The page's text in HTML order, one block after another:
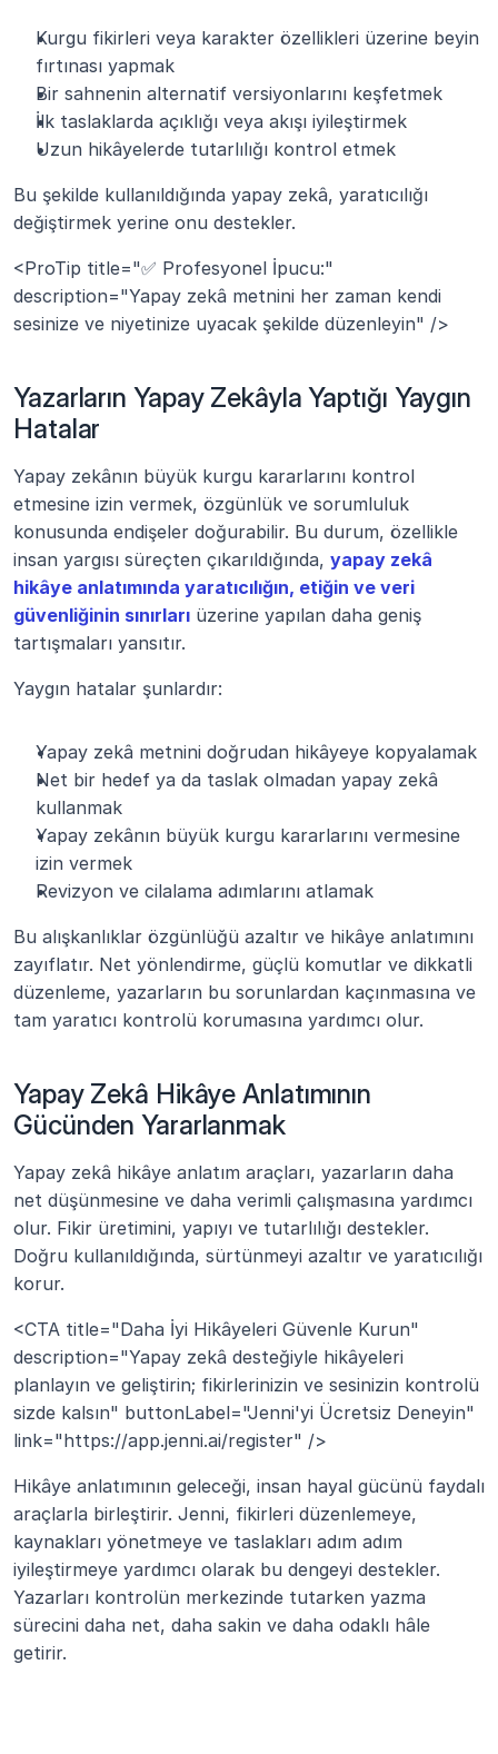
Kurgu fikirleri veya karakter özellikleri üzerine beyin
fırtınası yapmak
Bir sahnenin alternatif versiyonlarını keşfetmek
İlk taslaklarda açıklığı veya akışı iyileştirmek
Uzun hikâyelerde tutarlılığı kontrol etmek
Bu şekilde kullanıldığında yapay zekâ, yaratıcılığı
değiştirmek yerine onu destekler.
<ProTip title="✅ Profesyonel İpucu:"
description="Yapay zekâ metnini her zaman kendi
sesinize ve niyetinize uyacak şekilde düzenleyin" />
Yazarların Yapay Zekâyla Yaptığı Yaygın
Hatalar
Yapay zekânın büyük kurgu kararlarını kontrol
etmesine izin vermek, özgünlük ve sorumluluk
konusunda endişeler doğurabilir. Bu durum, özellikle
insan yargısı süreçten çıkarıldığında, yapay zekâ
hikâye anlatımında yaratıcılığın, etiğin ve veri
güvenliğinin sınırları üzerine yapılan daha geniş
tartışmaları yansıtır.
Yaygın hatalar şunlardır:
Yapay zekâ metnini doğrudan hikâyeye kopyalamak
Net bir hedef ya da taslak olmadan yapay zekâ
kullanmak
Yapay zekânın büyük kurgu kararlarını vermesine
izin vermek
Revizyon ve cilalama adımlarını atlamak
Bu alışkanlıklar özgünlüğü azaltır ve hikâye anlatımını
zayıflatır. Net yönlendirme, güçlü komutlar ve dikkatli
düzenleme, yazarların bu sorunlardan kaçınmasına ve
tam yaratıcı kontrolü korumasına yardımcı olur.
Yapay Zekâ Hikâye Anlatımının
Gücünden Yararlanmak
Yapay zekâ hikâye anlatım araçları, yazarların daha
net düşünmesine ve daha verimli çalışmasına yardımcı
olur. Fikir üretimini, yapıyı ve tutarlılığı destekler.
Doğru kullanıldığında, sürtünmeyi azaltır ve yaratıcılığı
korur.
<CTA title="Daha İyi Hikâyeleri Güvenle Kurun"
description="Yapay zekâ desteğiyle hikâyeleri
planlayın ve geliştirin; fikirlerinizin ve sesinizin kontrolü
sizde kalsın" buttonLabel="Jenni'yi Ücretsiz Deneyin"
link="https://app.jenni.ai/register" />
Hikâye anlatımının geleceği, insan hayal gücünü faydalı
araçlarla birleştirir. Jenni, fikirleri düzenlemeye,
kaynakları yönetmeye ve taslakları adım adım
iyileştirmeye yardımcı olarak bu dengeyi destekler.
Yazarları kontrolün merkezinde tutarken yazma
sürecini daha net, daha sakin ve daha odaklı hâle
getirir.